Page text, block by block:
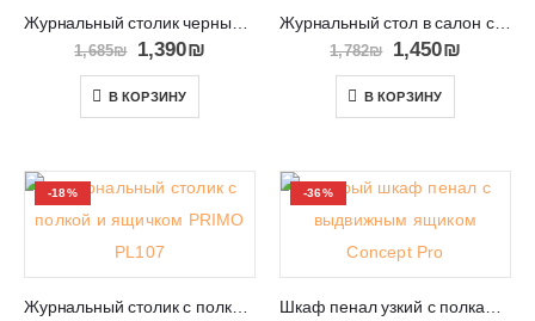
1,685₪ 1,390₪
В КОРЗИНУ
Журнальный стол в салон с полками и ящичком AGIS 07
1,782₪ 1,450₪
В КОРЗИНУ
-18%
Журнальный столик с полкой и ящичком PRIMO PL107
-36%